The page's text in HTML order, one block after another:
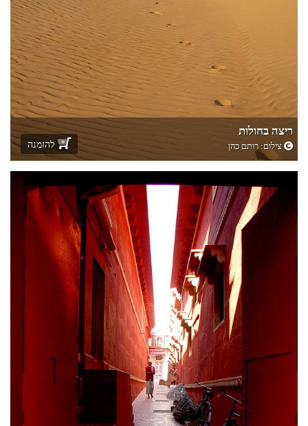
ריצה בחולות
צילום:רותם כהן להזמנה